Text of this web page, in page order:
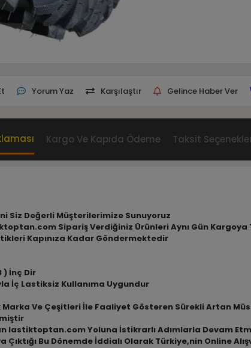
Yorum Yaz Karşılaştır Gelince Haber Ver
Kargo Ve Kapıda Ödeme Taksit
Siz Değerli Müşterilerimize Sunuyoruz
Sipariş Verdiğiniz Ürünleri Aynı Gün
Kapınıza Kadar Göndermektedir
) İnç Dir
İç Lastiksiz Kullanıma Uygundur
Ve Çeşitleri İle Faaliyet Gösteren Sürekli Artan
lastiktoptan.com Yoluna İstikrarlı Adımlarla Devam
Bu Dönemde İddialı Olarak Türkiye,nin Online